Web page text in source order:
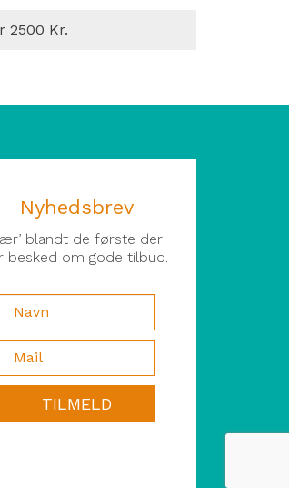
2500 Kr.
Nyhedsbrev
blandt de første der
besked om gode tilbud.
TILMELD